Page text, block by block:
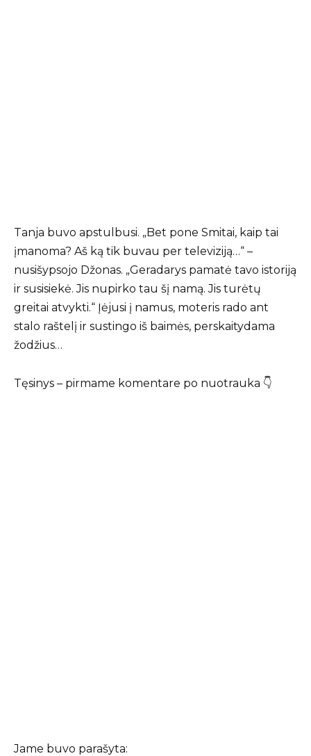
Tanja buvo apstulbusi. „Bet pone Smitai, kaip tai
įmanoma? Aš ką tik buvau per televiziją…“ –
nusišypsojo Džonas. „Geradarys pamatė tavo istoriją
ir susisiekė. Jis nupirko tau šį namą. Jis turėtų
greitai atvykti.“ Įėjusi į namus, moteris rado ant
stalo raštelį ir sustingo iš baimės, perskaitydama
žodžius…
Tęsinys – pirmame komentare po nuotrauka 👇
Jame buvo parašyta: